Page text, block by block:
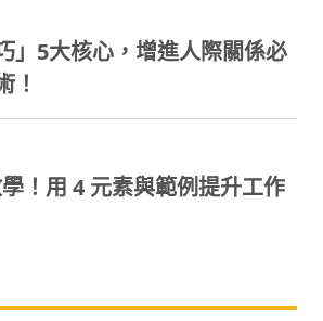
」5大核心，增進人際關係必
！
！用 4 元素與範例提升工作